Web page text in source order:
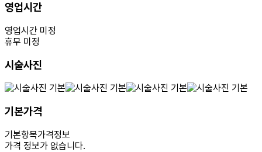
영업시간
영업시간 미정
휴무 미정
시술사진
기본가격
기본항목가격정보
가격 정보가 없습니다.